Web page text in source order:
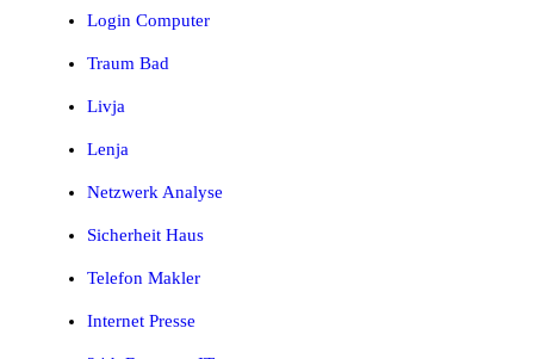
Login Computer
Traum Bad
Livja
Lenja
Netzwerk Analyse
Sicherheit Haus
Telefon Makler
Internet Presse